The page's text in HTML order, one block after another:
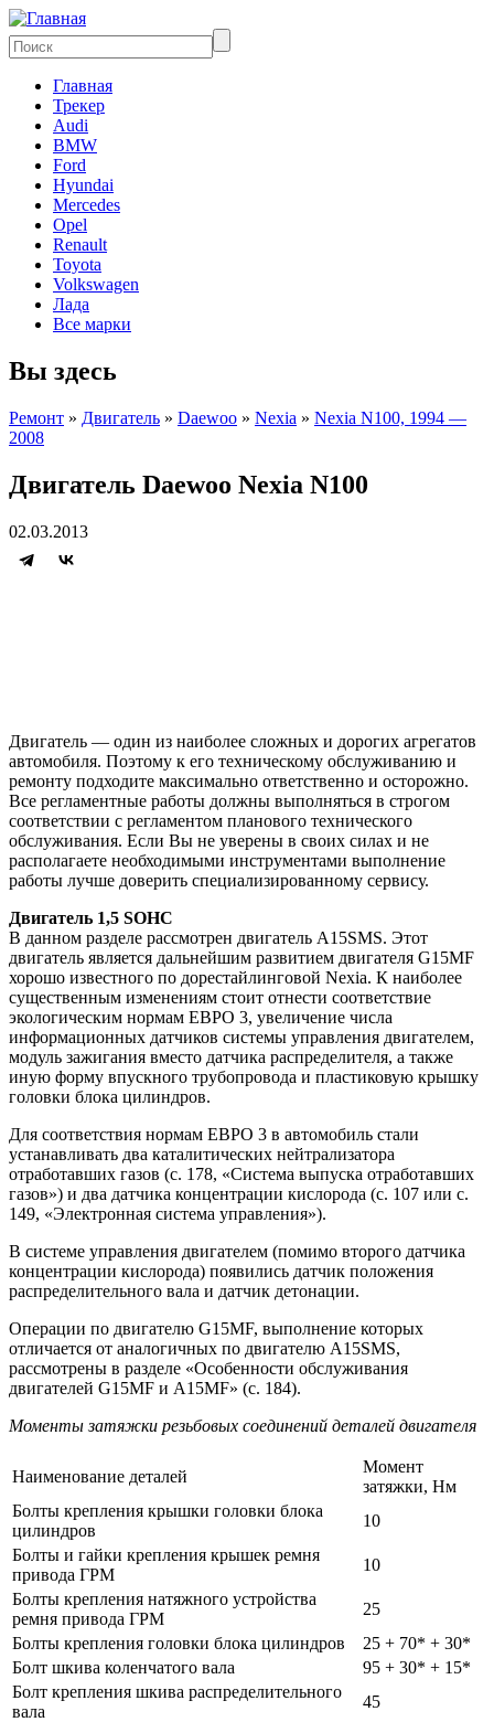
Главная
Трекер
Audi
BMW
Ford
Hyundai
Mercedes
Opel
Renault
Toyota
Volkswagen
Лада
Все марки
Вы здесь
Ремонт » Двигатель » Daewoo » Nexia » Nexia N100, 1994 —
2008
Двигатель Daewoo Nexia N100
02.03.2013
Двигатель — один из наиболее сложных и дорогих агрегатов
автомобиля. Поэтому к его техническому обслуживанию и
ремонту подходите максимально ответственно и осторожно.
Все регламентные работы должны выполняться в строгом
соответствии с регламентом планового технического
обслуживания. Если Вы не уверены в своих силах и не
располагаете необходимыми инструментами выполнение
работы лучше доверить специализированному сервису.
Двигатель 1,5 SOHC
В данном разделе рассмотрен двигатель A15SMS. Этот
двигатель является дальнейшим развитием двигателя G15MF
хорошо известного по дорестайлинговой Nexia. К наиболее
существенным изменениям стоит отнести соответствие
экологическим нормам ЕВРО 3, увеличение числа
информационных датчиков системы управления двигателем,
модуль зажигания вместо датчика распределителя, а также
иную форму впускного трубопровода и пластиковую крышку
головки блока цилиндров.
Для соответствия нормам ЕВРО 3 в автомобиль стали
устанавливать два каталитических нейтрализатора
отработавших газов (с. 178, «Система выпуска отработавших
газов») и два датчика концентрации кислорода (с. 107 или с.
149, «Электронная система управления»).
В системе управления двигателем (помимо второго датчика
концентрации кислорода) появились датчик положения
распределительного вала и датчик детонации.
Операции по двигателю G15MF, выполнение которых
отличается от аналогичных по двигателю A15SMS,
рассмотрены в разделе «Особенности обслуживания
двигателей G15MF и A15MF» (с. 184).
Моменты затяжки резьбовых соединений деталей двигателя
Наименование деталей
Момент
затяжки, Нм
Болты крепления крышки головки блока
цилиндров
10
Болты и гайки крепления крышек ремня
привода ГРМ
10
Болты крепления натяжного устройства
ремня привода ГРМ
25
Болты крепления головки блока цилиндров
25 + 70* + 30*
Болт шкива коленчатого вала
95 + 30* + 15*
Болт крепления шкива распределительного
вала
45